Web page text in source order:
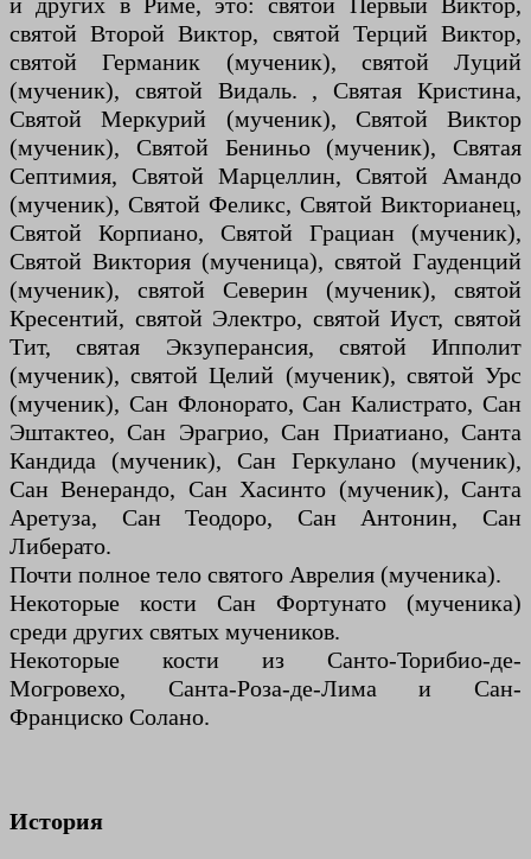
святой Второй Виктор, святой Терций Виктор,
святой Германик (мученик), святой Луций
(мученик), святой Видаль. , Святая Кристина,
Святой Меркурий (мученик), Святой Виктор
(мученик), Святой Бениньо (мученик), Святая
Септимия, Святой Марцеллин, Святой Амандо
(мученик), Святой Феликс, Святой Викторианец,
Святой Корпиано, Святой Грациан (мученик),
Святой Виктория (мученица), святой Гауденций
(мученик), святой Северин (мученик), святой
Кресентий, святой Электро, святой Иуст, святой
Тит, святая Экзуперансия, святой Ипполит
(мученик), святой Целий (мученик), святой Урс
(мученик), Сан Флонорато, Сан Калистрато, Сан
Эштактео, Сан Эрагрио, Сан Приатиано, Санта
Кандида (мученик), Сан Геркулано (мученик),
Сан Венерандо, Сан Хасинто (мученик), Санта
Аретуза, Сан Теодоро, Сан Антонин, Сан
Либерато.
Почти полное тело святого Аврелия (мученика).
Некоторые кости Сан Фортунато (мученика)
среди других святых мучеников.
Некоторые кости из Санто-Торибио-де-
Могровехо, Санта-Роза-де-Лима и Сан-
Франциско Солано.
История